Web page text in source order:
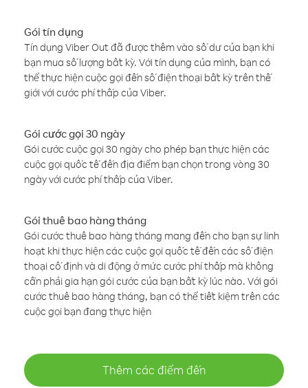
Gói tín dụng
Tín dụng Viber Out đã được thêm vào số dư của bạn khi
bạn mua số lượng bất kỳ. Với tín dụng của mình, bạn có
thể thực hiện cuộc gọi đến số điện thoại bất kỳ trên thế
giới với cước phí thấp của Viber.
Gói cước gọi 30 ngày
Gói cước cuộc gọi 30 ngày cho phép bạn thực hiện các
cuộc gọi quốc tế đến địa điểm bạn chọn trong vòng 30
ngày với cước phí thấp của Viber.
Gói thuê bao hàng tháng
Gói cước thuê bao hàng tháng mang đến cho bạn sự linh
hoạt khi thực hiện các cuộc gọi quốc tế đến các số điện
thoại cố định và di động ở mức cước phí thấp mà không
cần phải gia hạn gói cước của bạn bất kỳ lúc nào. Với gói
cước thuê bao hàng tháng, bạn có thể tiết kiệm trên các
cuộc gọi bạn đang thực hiện
Thêm các điểm đến